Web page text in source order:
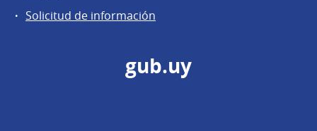
Solicitud de información
gub.uy